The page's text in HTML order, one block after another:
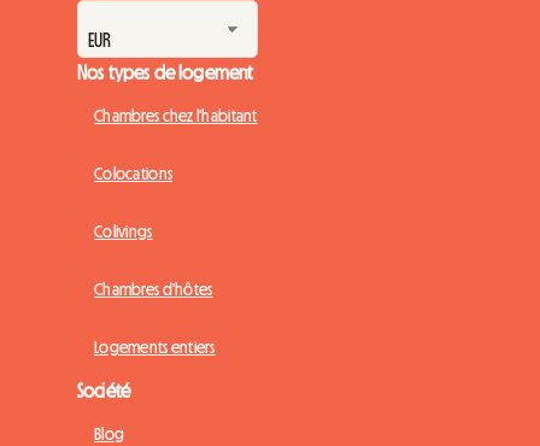
Nos types de logement
Chambres chez l'habitant
Colocations
Colivings
Chambres d'hôtes
Logements entiers
Société
Blog